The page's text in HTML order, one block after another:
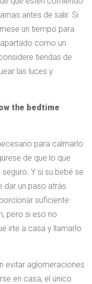
antes de salir. Si
un tiempo para
como un
tiendas de
las luces y
the bedtime
para calmarlo:
de que lo que
Y si su bebé se
dar un paso atrás.
suficiente
pero si eso no
irte a casa y llamarlo
evitar aglomeraciones
en casa, el único